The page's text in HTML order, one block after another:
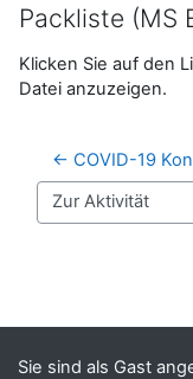
Packliste (MS
Klicken Sie auf den
Datei anzuzeigen.
← COVID-19
Zur Aktivität
Sie sind als Gast